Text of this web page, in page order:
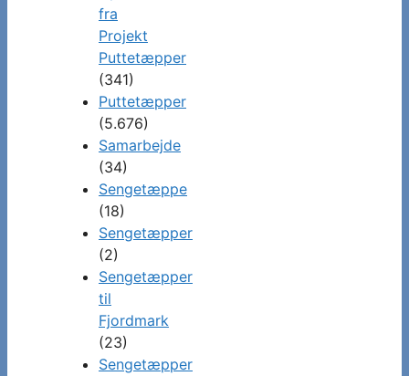
fra
Projekt
Puttetæpper
(341)
Puttetæpper
(5.676)
Samarbejde
(34)
Sengetæppe
(18)
Sengetæpper
(2)
Sengetæpper
til
Fjordmark
(23)
Sengetæpper